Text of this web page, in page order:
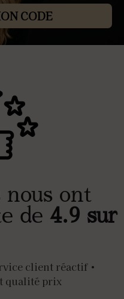
CODE
ont
de 4.9 sur
client réactif •
qualité prix